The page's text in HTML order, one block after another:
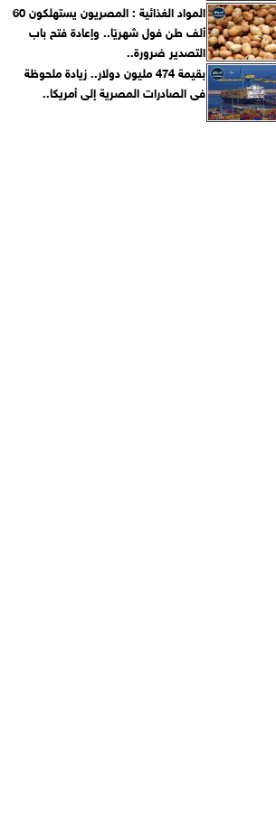
المواد الغذائية : المصريون يستهلكون 60
ألف طن فول شهريًا.. وإعادة فتح باب
التصدير ضرورة..
بقيمة 474 مليون دولار.. زيادة ملحوظة
فى الصادرات المصرية إلى أمريكا..